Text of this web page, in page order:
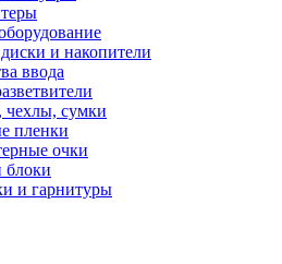
и накопители
ввода
чехлы, сумки
пленки
очки
блоки
и гарнитуры